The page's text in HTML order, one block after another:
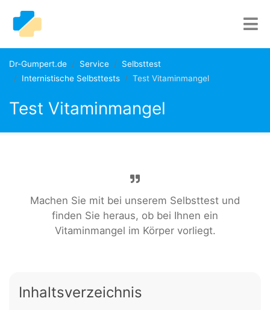
Dr-Gumpert.de Service
Selbsttest
Internistische Selbsttests
Test Vitaminmangel
Test Vitaminmangel
Machen Sie mit bei unserem Selbsttest und
finden Sie heraus, ob bei Ihnen ein
Vitaminmangel im Körper vorliegt.
Inhaltsverzeichnis